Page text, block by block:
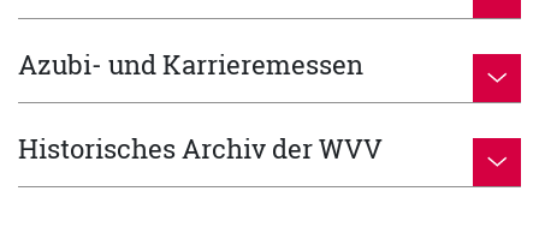
Azubi- und Karrieremessen
Historisches Archiv der WVV